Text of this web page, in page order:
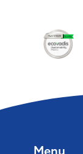
Menu